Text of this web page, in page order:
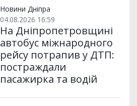
Новини Дніпра
04.08.2026 16:59
На Дніпропетровщині
автобус міжнародного
рейсу потрапив у ДТП:
постраждали
пасажирка та водій